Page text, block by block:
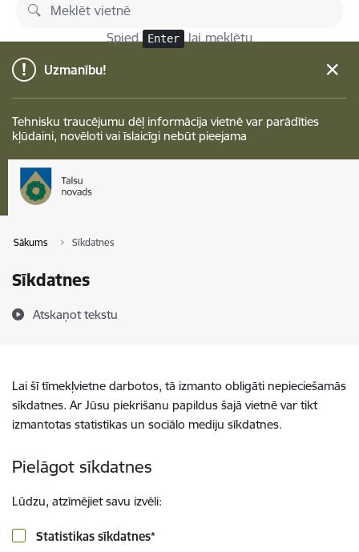
Pāriet uz lapas saturu
Spied Enter lai meklētu
Uzmanību!
Tehnisku traucējumu dēļ informācija vietnē var parādīties
kļūdaini, novēloti vai īslaicīgi nebūt pieejama
Sākums Sīkdatnes
Sīkdatnes
Atskaņot tekstu
Lai šī tīmekļvietne darbotos, tā izmanto obligāti nepieciešamās
sīkdatnes. Ar Jūsu piekrišanu papildus šajā vietnē var tikt
izmantotas statistikas un sociālo mediju sīkdatnes.
Pielāgot sīkdatnes
Lūdzu, atzīmējiet savu izvēli:
Statistikas sīkdatnes*